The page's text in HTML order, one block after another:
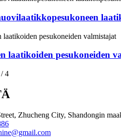
laatikoiden pesukoneiden
4
Zhucheng City, Shandongin